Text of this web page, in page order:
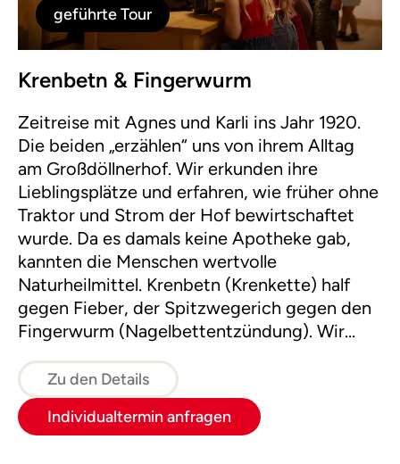
geführte Tour
Krenbetn & Fingerwurm
Zeitreise mit Agnes und Karli ins Jahr 1920.
Die beiden „erzählen“ uns von ihrem Alltag
am Großdöllnerhof. Wir erkunden ihre
Lieblingsplätze und erfahren, wie früher ohne
Traktor und Strom der Hof bewirtschaftet
wurde. Da es damals keine Apotheke gab,
kannten die Menschen wertvolle
Naturheilmittel. Krenbetn (Krenkette) half
gegen Fieber, der Spitzwegerich gegen den
Fingerwurm (Nagelbettentzündung). Wir
Wanderstock, rebeln Kräuter und basteln eine
Krenkette.
Zu den Details
Individualtermin anfragen